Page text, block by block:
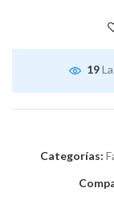
19
Categorías: